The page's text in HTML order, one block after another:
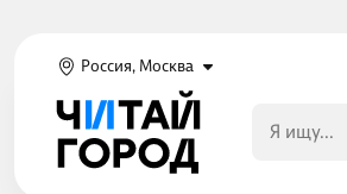
Россия, Москва